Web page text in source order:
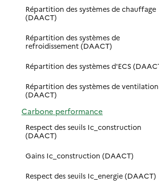
Répartition des systèmes de chauffage
(DAACT)
Répartition des systèmes de
refroidissement (DAACT)
Répartition des systèmes d'ECS
Répartition des systèmes de ventilation
(DAACT)
Carbone performance
Respect des seuils Ic_construction
(DAACT)
Gains Ic_construction (DAACT)
Respect des seuils Ic_energie (DAACT)